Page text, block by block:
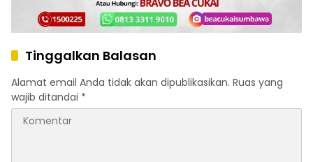
Tinggalkan Balasan
Alamat email Anda tidak akan dipublikasikan. Ruas yang
wajib ditandai *